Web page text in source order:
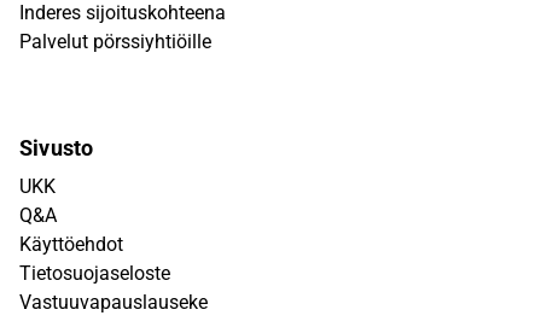
Inderes sijoituskohteena
Palvelut pörssiyhtiöille
Sivusto
UKK
Q&A
Käyttöehdot
Tietosuojaseloste
Vastuuvapauslauseke